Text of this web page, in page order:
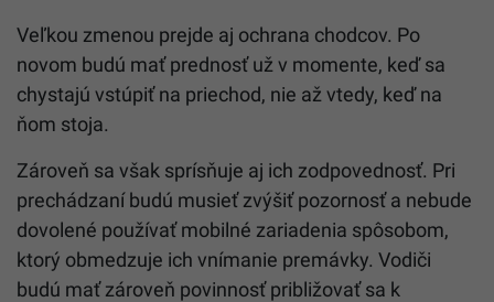
Veľkou zmenou prejde aj ochrana chodcov. Po
novom budú mať prednosť už v momente, keď sa
chystajú vstúpiť na priechod, nie až vtedy, keď na
ňom stoja.
Zároveň sa však sprísňuje aj ich zodpovednosť. Pri
prechádzaní budú musieť zvýšiť pozornosť a nebude
dovolené používať mobilné zariadenia spôsobom,
ktorý obmedzuje ich vnímanie premávky. Vodiči
budú mať zároveň povinnosť približovať sa k